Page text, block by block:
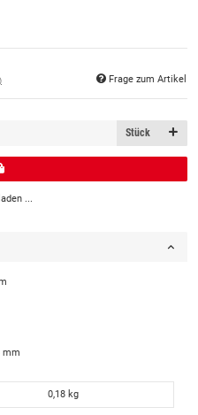
Frage zum Artikel
Stück
...
mm
0,18 kg